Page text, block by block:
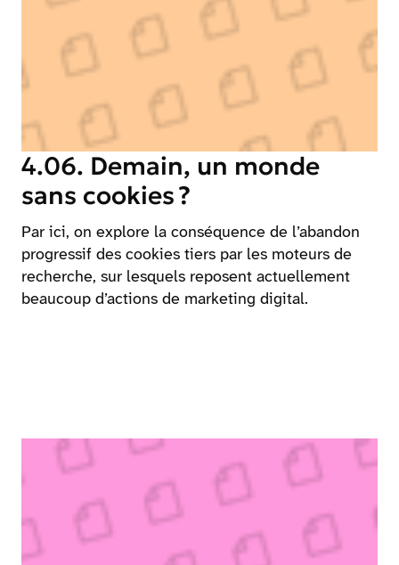
4.06. Demain, un monde
sans cookies ?
Par ici, on explore la conséquence de l’abandon
progressif des cookies tiers par les moteurs de
recherche, sur lesquels reposent actuellement
beaucoup d’actions de marketing digital.